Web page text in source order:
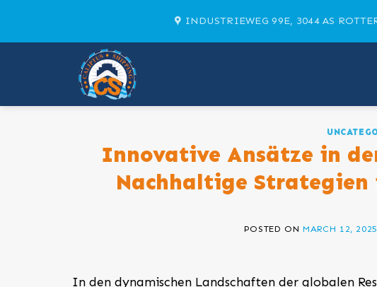
INDUSTRIEWEG 99E, 3044 AS
Innovative Ansätze in
Nachhaltige Strategien
POSTED ONMARCH 12, 2025
In den dynamischen Landschaften der globalen